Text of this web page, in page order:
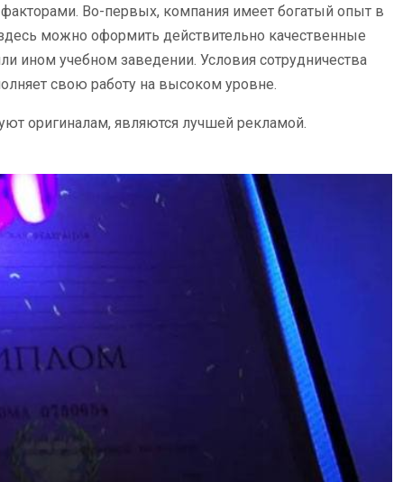
Во-первых, компания имеет богатый опыт в
можно оформить действительно качественные
ином учебном заведении. Условия сотрудничества
свою работу на высоком уровне.
оригиналам, являются лучшей рекламой.